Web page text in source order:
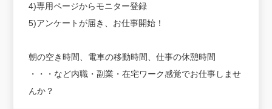
4)専用ページからモニター登録
5)アンケートが届き、お仕事開始！
朝の空き時間、電車の移動時間、仕事の休憩時間
・・・など内職・副業・在宅ワーク感覚でお仕事しませ
んか？